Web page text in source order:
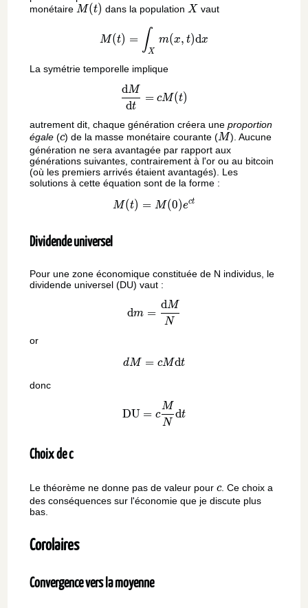
monétaire M(t)
M(t) dans la population X
X vaut
M(t) = \int_{X} m(x,t)
M(t) = ∫X
m(x, t)dx
La symétrie temporelle implique
\frac{\mathrm{d}
dt
dM = cM(t)
autrement dit, chaque génération créera uneproportion
égale (c
c) de la masse monétaire courante (M
M). Aucune
génération ne sera avantagée par rapport aux
générations suivantes, contrairement à l'or ou au bitcoin
(où les premiers arrivés étaient avantagés). Les
solutions à cette équation sont de la forme :
M(t) = M(0)e^{ct}
M(t) = M(0)ect
Dividende universel
Pour une zone économique constituée de N individus, le
dividende universel (DU) vaut :
\mathrm{d}m =
dm =
N
dM
or
dM = cM\mathrm{d}t
dM = cMdt
donc
\text{DU} =
DU = c
N
M dt
Choix de c
Le théorème ne donne pas de valeur pourc
c. Ce choix a
des conséquences sur l'économie que je discute plus
bas.
Corolaires
Convergence vers la moyenne